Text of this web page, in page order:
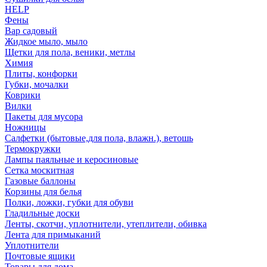
HELP
Фены
Вар садовый
Жидкое мыло, мыло
Щетки для пола, веники, метлы
Химия
Плиты, конфорки
Губки, мочалки
Коврики
Вилки
Пакеты для мусора
Ножницы
Салфетки (бытовые,для пола, влажн.), ветошь
Термокружки
Лампы паяльные и керосиновые
Сетка москитная
Газовые баллоны
Корзины для белья
Полки, ложки, губки для обуви
Гладильные доски
Ленты, скотчи, уплотнители, утеплители, обивка
Лента для примыканий
Уплотнители
Почтовые ящики